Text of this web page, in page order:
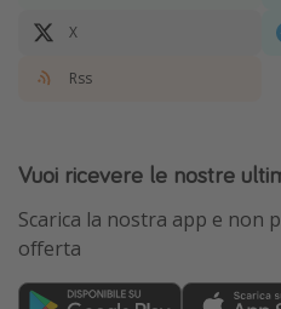
X
Rss
Vuoi ricevere le nostre
Scarica la nostra app e non
offerta